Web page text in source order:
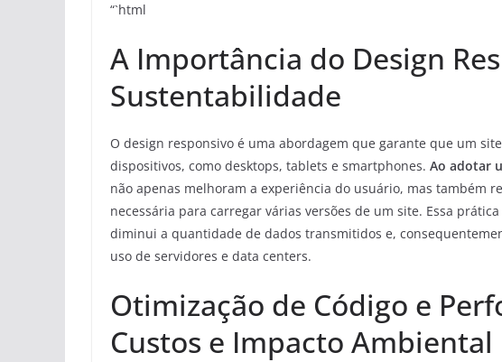
“`html
A Importância do Design
Sustentabilidade
O design responsivo é uma abordagem que garante que um
dispositivos, como desktops, tablets e smartphones. Ao adotar
não apenas melhoram a experiência do usuário, mas também
necessária para carregar várias versões de um site. Essa
diminui a quantidade de dados transmitidos e,
uso de servidores e data centers.
Otimização de Código e
Custos e Impacto Ambiental